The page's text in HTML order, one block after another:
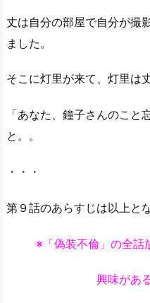
丈は自分の部屋で自分が撮
ました。
そこに灯里が来て、灯里は
「あなた、鐘子さんのこと
と。。
・・・
第９話のあらすじは以上と
※「偽装不倫」の全話
興味があ